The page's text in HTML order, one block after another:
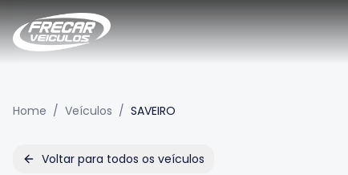
Home / Veículos / SAVEIRO
Voltar para todos os veículos